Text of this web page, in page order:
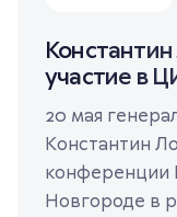
участие в
20 мая
Константин
Новгороде в